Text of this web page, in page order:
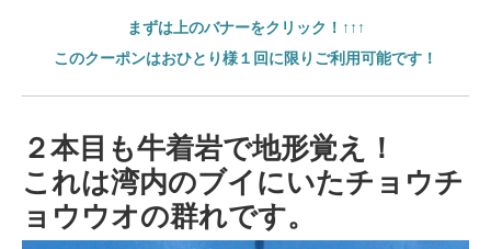
まずは上のバナーをクリック！↑↑↑
このクーポンはおひとり様１回に限りご利用可能です！
２本目も牛着岩で地形覚え！
これは湾内のブイにいたチョウチ
ョウウオの群れです。